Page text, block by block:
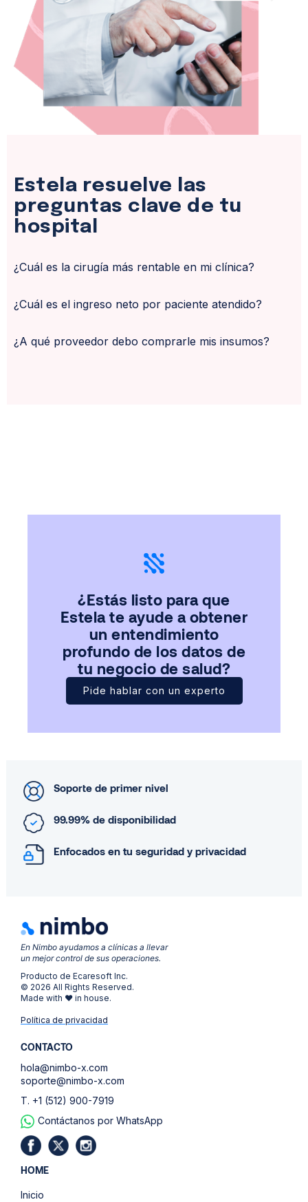
Estela resuelve las
preguntas clave de tu
hospital
¿Cuál es la cirugía más rentable en mi clínica?
¿Cuál es el ingreso neto por paciente atendido?
¿A qué proveedor debo comprarle mis insumos?
¿Estás listo para que
Estela te ayude a obtener
un entendimiento
profundo de los datos de
tu negocio de salud?
Pide hablar con un experto
Soporte de primer nivel
99.99% de disponibilidad
Enfocados en tu seguridad y privacidad
En Nimbo ayudamos a clínicas a llevar
un mejor control de sus operaciones.
Producto de Ecaresoft Inc.
© 2026 All Rights Reserved.
Made with ❤ in house.
Política de privacidad
CONTACTO
hola@nimbo-x.com
soporte@nimbo-x.com
T. +1 (512) 900-7919
Contáctanos por WhatsApp
HOME
Inicio